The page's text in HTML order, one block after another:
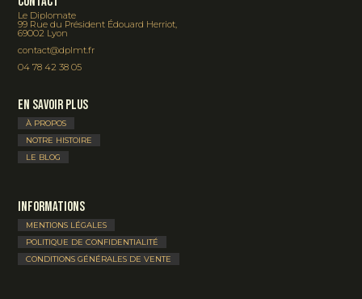
Le Diplomate
99 Rue du Président Édouard Herriot,
69002 Lyon
contact@dplmt.fr
04 78 42 38 05
En savoir plus
À PROPOS
NOTRE HISTOIRE
LE BLOG
Informations
MENTIONS LÉGALES
POLITIQUE DE CONFIDENTIALITÉ
CONDITIONS GÉNÉRALES DE VENTE